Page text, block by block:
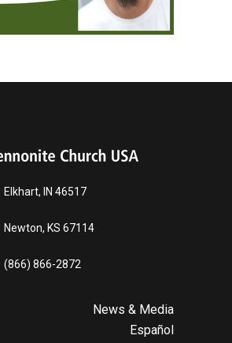
Elkhart, IN 46517
Newton, KS 67114
(866) 866-2872
News & Media
Español